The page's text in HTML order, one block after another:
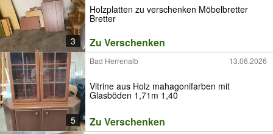
3
Holzplatten zu verschenken Möbelbretter
Bretter
Zu Verschenken
5
Bad Herrenalb 13.06.2026
Vitrine aus Holz mahagonifarben mit
Glasböden 1,71m 1,40
Zu Verschenken